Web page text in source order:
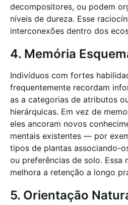
decompositores, ou podem
níveis de dureza. Esse
interconexões dentro dos
4. Memória
Indivíduos com fortes
frequentemente recordam
as a categorias de atributos
hierárquicas. Em vez de
eles ancoram novos
mentais existentes — por
tipos de plantas associando-
ou preferências de solo. Essa
melhora a retenção a longo
5. Orientação